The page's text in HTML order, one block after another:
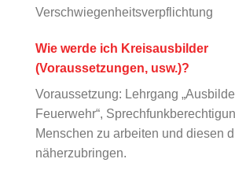
Verschwiegenheitsverpflichtung
Wie werde ich Kreisausbilder
(Voraussetzungen, usw.)?
Voraussetzung: Lehrgang
Feuerwehr“,
Menschen zu arbeiten und diesen
näherzubringen.